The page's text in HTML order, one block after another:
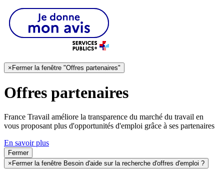
×Fermer la fenêtre "Offres partenaires"
Offres partenaires
France Travail améliore la transparence du marché du travail en
vous proposant plus d'opportunités d'emploi grâce à ses partenaires
En savoir plus
Fermer
× Fermer la fenêtre Besoin d'aide sur la recherche d'offres d'emploi ?